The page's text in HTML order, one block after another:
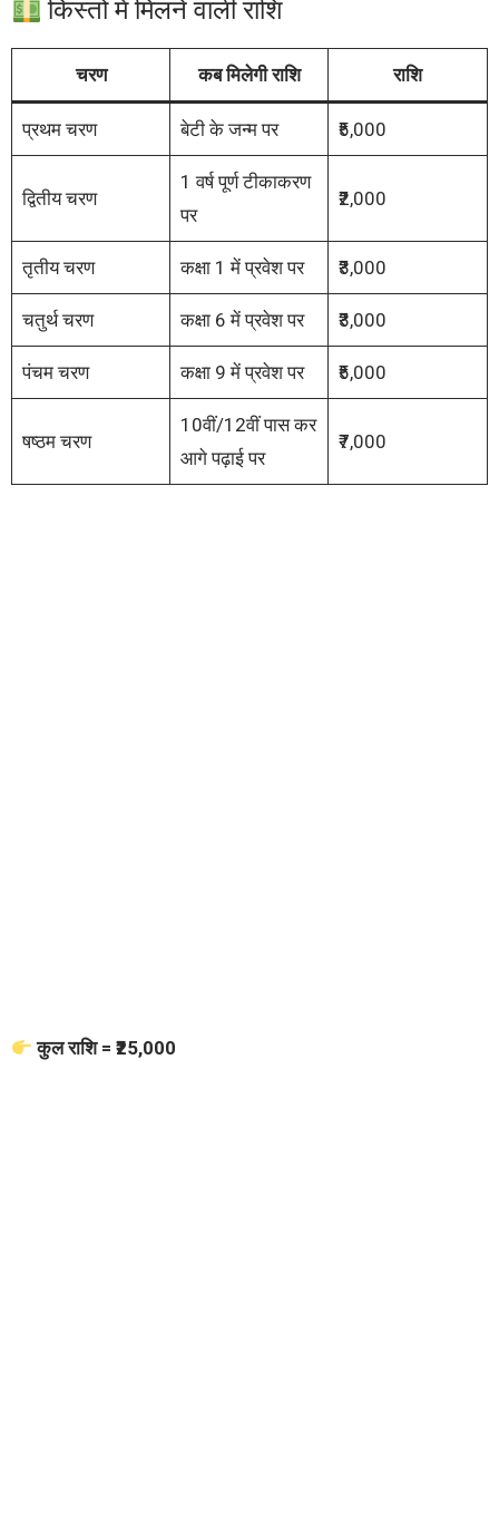
किस्तों में मिलने वाली राशि
चरण कब मिलेगी राशि राशि
प्रथम चरण बेटी के जन्म पर ₹5,000
द्वितीय चरण
1 वर्ष पूर्ण टीकाकरण
पर
₹2,000
तृतीय चरण कक्षा 1 में प्रवेश पर ₹3,000
चतुर्थ चरण कक्षा 6 में प्रवेश पर ₹3,000
पंचम चरण कक्षा 9 में प्रवेश पर ₹5,000
षष्ठम चरण
10वीं/12वीं पास कर
आगे पढ़ाई पर
₹7,000
कुल राशि = ₹25,000